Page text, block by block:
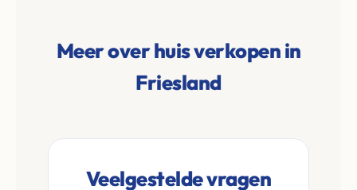
Meer over huis verkopen in
Friesland
Veelgestelde vragen